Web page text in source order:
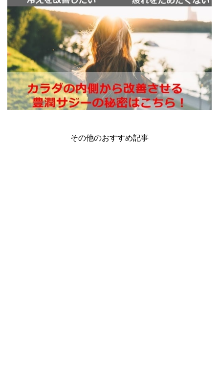
その他のおすすめ記事